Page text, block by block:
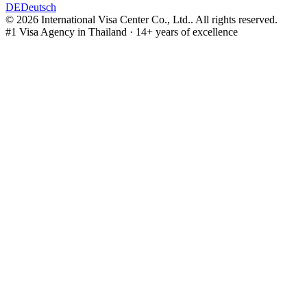
DEDeutsch
© 2026 International Visa Center Co., Ltd.. All rights reserved.
#1 Visa Agency in Thailand · 14+ years of excellence